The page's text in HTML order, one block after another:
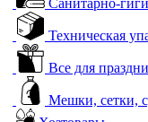
Санитарно-
Техническая
Все для
Мешки, сетки,